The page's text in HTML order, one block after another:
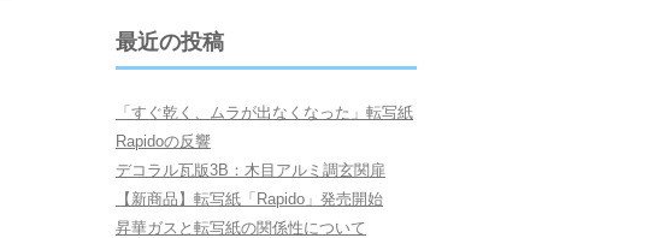
最近の投稿
「すぐ乾く、ムラが出なくなった」転写紙
Rapidoの反響
デコラル瓦版3B：木目アルミ調玄関扉
【新商品】転写紙「Rapido」発売開始
昇華ガスと転写紙の関係性について